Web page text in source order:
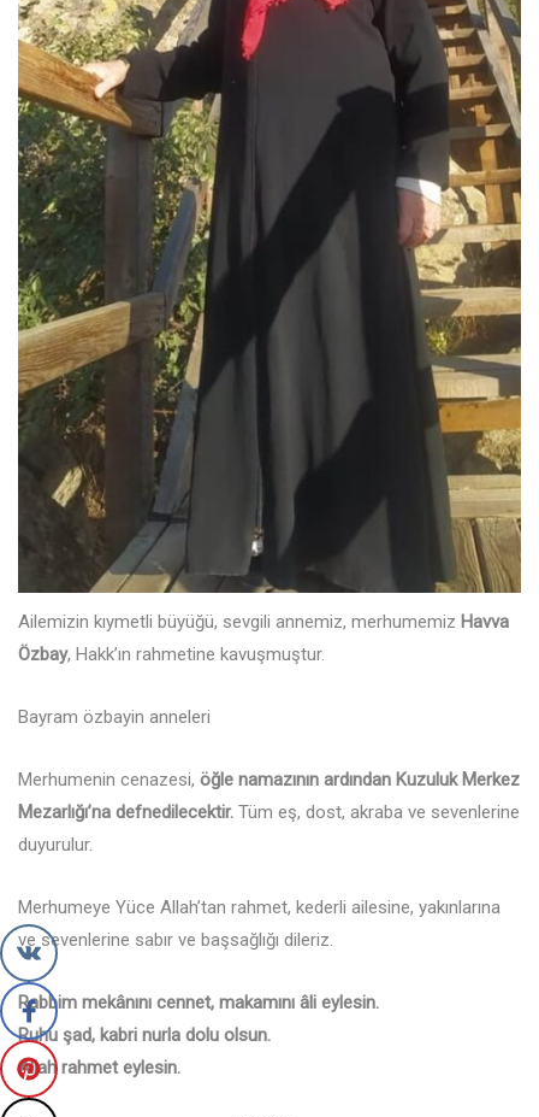
Ailemizin kıymetli büyüğü, sevgili annemiz, merhumemiz Havva
Özbay, Hakk’ın rahmetine kavuşmuştur.
Bayram özbayin anneleri
Merhumenin cenazesi, öğle namazının ardından Kuzuluk Merkez
Mezarlığı’na defnedilecektir. Tüm eş, dost, akraba ve sevenlerine
duyurulur.
Merhumeye Yüce Allah’tan rahmet, kederli ailesine, yakınlarına
ve sevenlerine sabır ve başsağlığı dileriz.
Rabbim mekânını cennet, makamını âli eylesin.
Ruhu şad, kabri nurla dolu olsun.
Allah rahmet eylesin.